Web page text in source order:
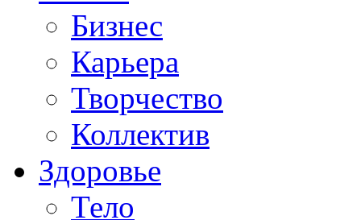
Бизнес
Карьера
Творчество
Коллектив
Здоровье
Тело